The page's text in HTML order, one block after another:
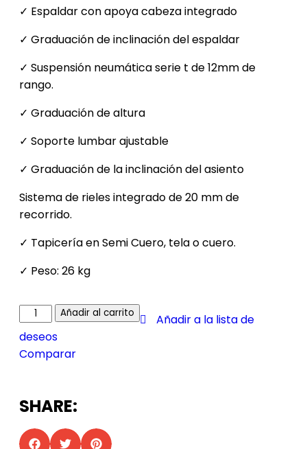
✓ Espaldar con apoya cabeza integrado
✓ Graduación de inclinación del espaldar
✓ Suspensión neumática serie t de 12mm de
rango.
✓ Graduación de altura
✓ Soporte lumbar ajustable
✓ Graduación de la inclinación del asiento
Sistema de rieles integrado de 20 mm de
recorrido.
✓ Tapicería en Semi Cuero, tela o cuero.
✓ Peso: 26 kg
Añadir al carrito
Añadir a la lista de
deseos
Comparar
SHARE: